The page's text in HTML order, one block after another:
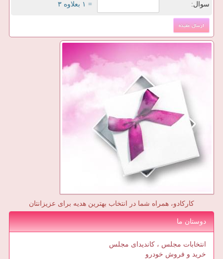
سوال: = ۱ بعلاوه ۳
کارکادو، همراه شما در انتخاب بهترین هدیه برای عزیزانتان
دوستان ما
انتخابات مجلس ، کاندیدای مجلس
خرید و فروش خودرو